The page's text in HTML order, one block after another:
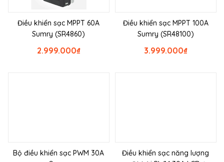
Điều khiển sạc MPPT 60A
Sumry (SR4860)
₫
2.999.000
Điều khiển sạc MPPT 100A
Sumry (SR48100)
₫
3.999.000
Bộ điều khiển sạc PWM 30A
Điều khiển sạc năng lượng